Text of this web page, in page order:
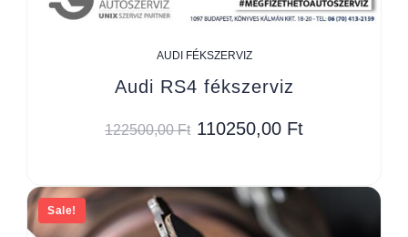
AUDI FÉKSZERVIZ
Audi RS4 fékszerviz
122500,00Ft 110250,00 Ft
Sale!